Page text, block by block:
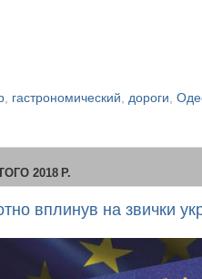
, гастрономический, дороги,
2018 Р.
вплинув на звички